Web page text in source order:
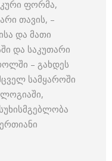
ფორმა,
თავის, –
და მათი
და საკუთარი
– გახდეს
სამყაროში